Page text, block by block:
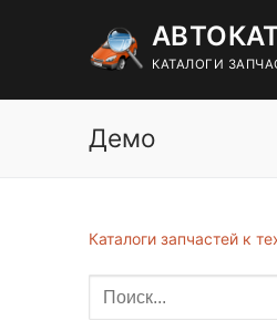
содержимому
КАТАЛОГИ
Демо
Каталоги запчастей к